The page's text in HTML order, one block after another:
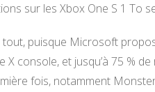
sur les Xbox One S 1 To
tout, puisque Microsoft
X console, et jusqu’à 75 %
fois, notamment